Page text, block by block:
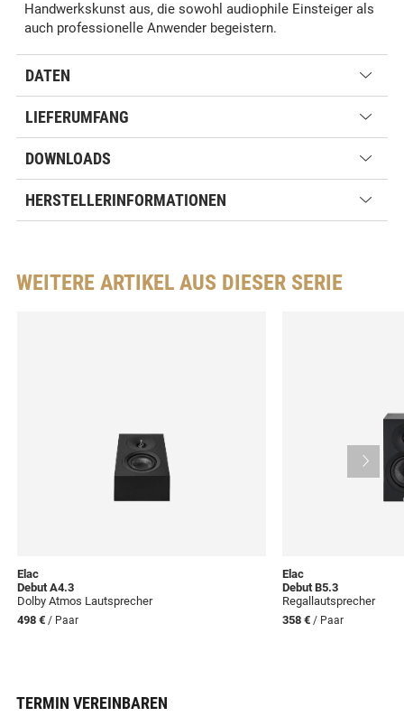
Handwerkskunst aus, die sowohl audiophile Einsteiger als
auch professionelle Anwender begeistern.
DATEN
LIEFERUMFANG
DOWNLOADS
HERSTELLERINFORMATIONEN
WEITERE ARTIKEL AUS DIESER SERIE
Elac
Debut A4.3
Dolby Atmos Lautsprecher
498 € / Paar
Elac
Debut B5.3
Regallautsprecher
358 € / Paar
TERMIN VEREINBAREN